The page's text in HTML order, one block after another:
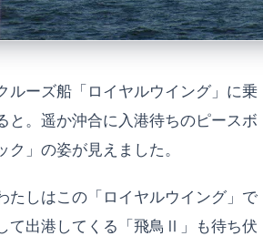
ルーズ船「ロイヤルウイング」に乗
と。遥か沖合に入港待ちのピースボ
ク」の姿が見えました。
たしはこの「ロイヤルウイング」で
て出港してくる「飛鳥Ⅱ」も待ち伏